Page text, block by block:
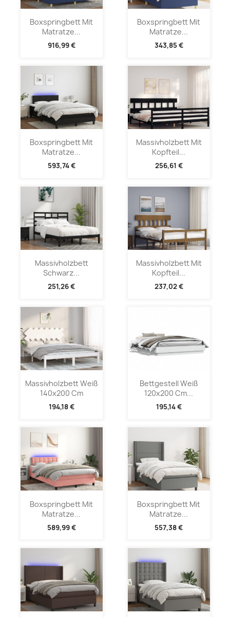
Boxspringbett Mit
Matratze...
916,99 €
Boxspringbett Mit
Matratze...
343,85 €
Boxspringbett Mit
Matratze...
593,74 €
Massivholzbett Mit
Kopfteil...
256,61 €
Massivholzbett
Schwarz...
251,26 €
Massivholzbett Mit
Kopfteil...
237,02 €
Massivholzbett Weiß
140x200 Cm
194,18 €
Bettgestell Weiß
120x200 Cm...
195,14 €
Boxspringbett Mit
Matratze...
589,99 €
Boxspringbett Mit
Matratze...
557,38 €